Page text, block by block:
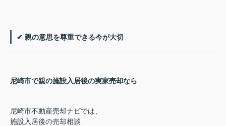
✔ 親の意思を尊重できる今が大切
尼崎市で親の施設入居後の実家売却なら
尼崎市不動産売却ナビでは、
施設入居後の売却相談